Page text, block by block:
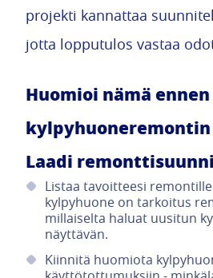
projekti kannattaa
jotta lopputulos vastaa
Huomioi nämä ennen
Laadi
Listaa tavoitteesi
kylpyhuone on tarkoitus
millaiselta haluat uusitun
näyttävän.
Kiinnitä huomiota